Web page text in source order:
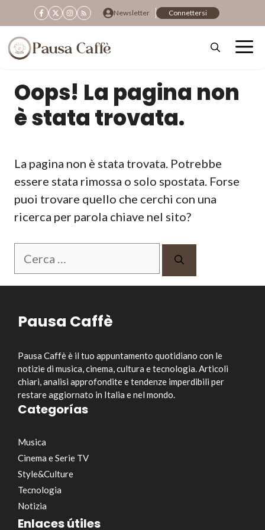
al
contenuto
Newsletter Connettersi
Oops! La pagina non
è stata trovata.
La pagina non è stata trovata. Potrebbe
essere stata rimossa o solo spostata. Forse
puoi trovare quello che cerchi con una
ricerca per parola chiave nel sito?
Ricerca
Pausa Caffè
Pausa Caffè è il tuo appuntamento quotidiano con le
notizie di musica, cinema, cultura e tecnologia. Articoli
chiari, analisi approfondite e tendenze imperdibili per
restare aggiornato in Italia e nel mondo.
Categorías
Musica
Cinema e Serie TV
Style&Culture
Tecnologia
Notizia
Enlaces útiles